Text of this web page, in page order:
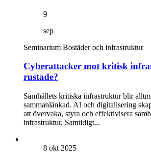
9
sep
Seminarium Bostäder och infrastruktur
Cyberattacker mot kritisk
rustade?
Samhällets kritiska infrastruktur blir
sammanlänkad. AI och digitalisering
att övervaka, styra och effektivisera
infrastruktur. Samtidigt...
8 okt 2025